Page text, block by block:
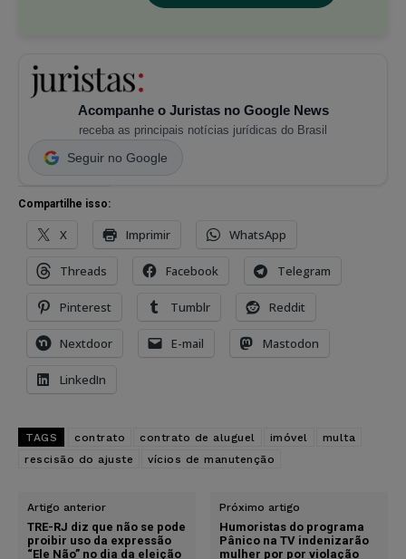
Acompanhe o Juristas no Google News
receba as principais notícias jurídicas do Brasil
Seguir no Google
Compartilhe isso:
X Imprimir WhatsApp
Threads Facebook Telegram
Pinterest Tumblr Reddit
Nextdoor E-mail Mastodon
LinkedIn
TAGS contrato contrato de aluguel imóvel
multa
rescisão do ajuste
vícios de manutenção
Artigo anterior
TRE-RJ diz que não se pode
proibir uso da expressão
“Ele Não” no dia da eleição
Próximo artigo
Humoristas do programa
Pânico na TV indenizarão
mulher por por violação